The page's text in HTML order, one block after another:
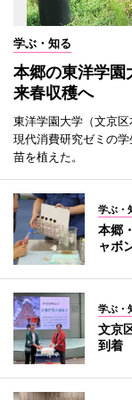
学ぶ・知る
本郷の東洋学
来春収穫へ
東洋学園大学（文京
現代消費研究ゼミの
苗を植えた。
学ぶ・
本郷
ャボ
学ぶ・
文京
到着